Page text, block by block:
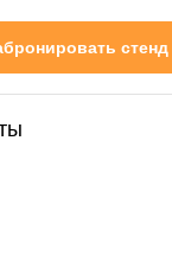
стенд